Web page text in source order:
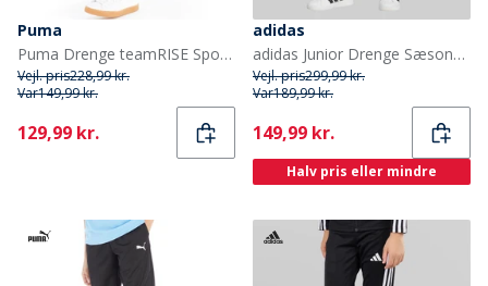
Puma
Puma Drenge teamRISE Sport træningsbukser Blå
Vejl. pris228,99 kr.
Var149,99 kr.
Current
129,99 kr.
adidas
adidas Junior Drenge Sæsonens Essentielle Tiberio 3 Striber Joggebukser Drak Grey/Hvid/Wonder Sage
Vejl. pris299,99 kr.
Var189,99 kr.
Current
149,99 kr.
Halv pris eller mindre